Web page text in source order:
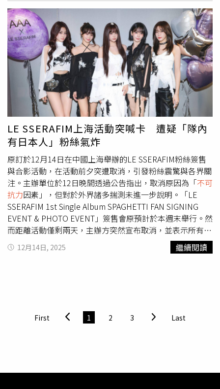
面會」，其餘5位成員仍如期出席。對於突然變更參與成員
一事向粉絲致歉，並請大家見諒。事實上，張藝興為演出排
練數月，也提前1個月到韓國做最後準備，甚至直到13日都
還在韓國彩排，沒想到當天上午公司突然證實他已於14日凌
晨返回中國大陸。消息曝光後，隨即引起粉絲討論，並紛紛
猜測背後原因：「什麼意思？活動當天了才宣布」、「不可
避免的原因是什麼」、「粉絲都已經飛到韓國了，居然突然
見不到人」、「要不要解釋什麼是不可抗力 因素」，同時不
少人懷疑與近期國際爭議相關。張藝興14日晚間在微博發聲
致歉，表示他因參加國家話劇院重要活動，於上午趕回北
京，他已安全抵達北京，請大家放心，同時為他的缺席向粉
絲、團員、公司及每一位受到影響的人致以深深的歉意。另
一方面，根據韓媒《文化日報》報導，熟悉韓國和中國娛樂
市場的業內人士表示，張藝興突然缺席的內幕包含中國方面
的意向，「他在13日彩排結束後接到了中國方面的聯繫，之
後向SM表示『難以參加粉絲見面會』，因此於14日上午早
早登上飛往中國的飛機。」該位人士還指出，近期繼限韓令
之後，韓日兩國之間的禁令進一步升級，有傳言稱中共不僅
密切監控韓國藝人在中國、日本的活動，也密切監控中國知
名藝人在韓國和日本的活動。對於張藝興確切不參加的理
由，SM娛樂則堅持立場表示，「除了個人原因外，我們沒
LE SSERAFIM上海活動突喊卡 遭疑「隊內
有日本人」粉絲氣炸
原訂於12月14日在中國上海舉辦的LE SSERAFIM粉絲簽售
與合影活動，在活動前夕突遭取消，引發粉絲震驚與各界關
注。主辦單位於12日晚間透過公告指出，取消原因為「不可
抗力因素」，但對於外界諸多揣測未進一步說明。「LE
SSERAFIM 1st Single Album SPAGHETTI FAN SIGNING
EVENT & PHOTO EVENT」簽售會原預計於本週末舉行。然
而距離活動僅剩兩天，主辦方突然宣布取消，並表示所有購
票訂單將由系統自動全額退款，無需粉絲另行申請。主辦單
位也提醒，由於各支付工具處理速度不同，退款時間可能略
突如其來的變動並未就此止息，引爆的討論迅速延燒至政治
與國籍層面。近期中日關係緊張，已有多位日本藝人取消赴
疑：「什麼不可抗力？是不是因為團內有日本成員？」、
12月14日, 2025 繼續閱讀
First 1 2 3 Last